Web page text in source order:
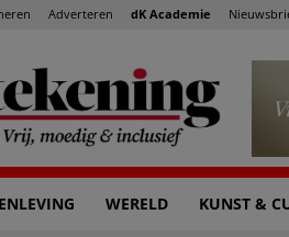
Adverteren dK Academie
WERELD KUNST &